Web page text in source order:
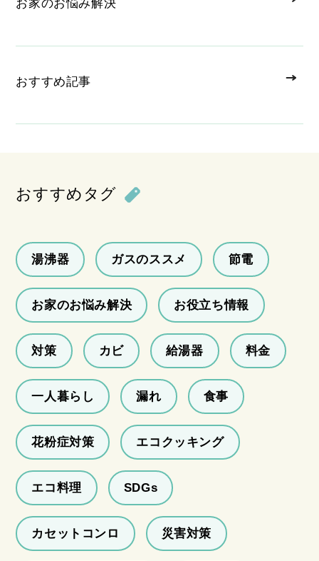
お家のお悩み解決
おすすめ記事
おすすめタグ
湯沸器 ガスのススメ 節電
お家のお悩み解決 お役立ち情報
対策 カビ 給湯器 料金
一人暮らし 漏れ 食事
花粉症対策 エコクッキング
エコ料理 SDGs
カセットコンロ 災害対策